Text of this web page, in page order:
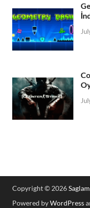
Copyright © 2026
Powered byWordPress